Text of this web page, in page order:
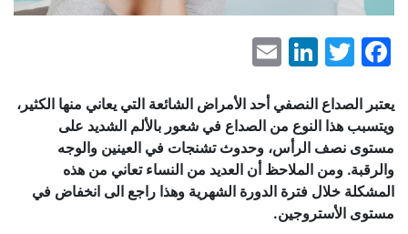
Facebook
Twitter
LinkedIn
يعتبر الصداع النصفي أحد الأمراض الشائعة التي يعاني منها الكثير،
ويتسبب هذا النوع من الصداع في شعور بالألم الشديد على
مستوى نصف الرأس، وحدوث تشنجات في العينين والوجه
والرقبة. ومن الملاحظ أن العديد من النساء تعاني من هذه
المشكلة خلال فترة الدورة الشهرية وهذا راجع الى انخفاض في
مستوى الأستروجين.